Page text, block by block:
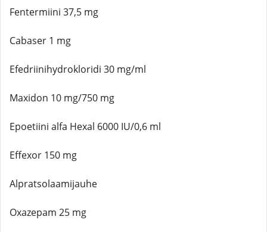
Fentermiini 37,5 mg
Cabaser 1 mg
Efedriinihydrokloridi 30 mg/ml
Maxidon 10 mg/750 mg
Epoetiini alfa Hexal 6000 IU/0,6 ml
Effexor 150 mg
Alpratsolaamijauhe
Oxazepam 25 mg